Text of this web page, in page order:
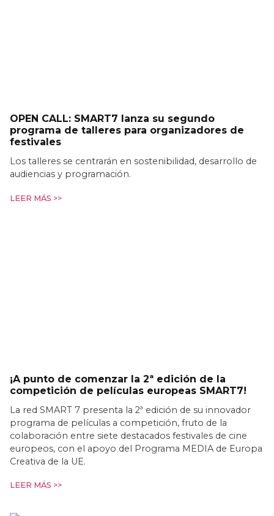
OPEN CALL: SMART7 lanza su segundo
programa de talleres para organizadores de
festivales
Los talleres se centrarán en sostenibilidad, desarrollo de
audiencias y programación.
LEER MÁS >>
¡A punto de comenzar la 2ª edición de la
competición de películas europeas SMART7!
La red SMART 7 presenta la 2ª edición de su innovador
programa de películas a competición, fruto de la
colaboración entre siete destacados festivales de cine
europeos, con el apoyo del Programa MEDIA de Europa
Creativa de la UE.
LEER MÁS >>